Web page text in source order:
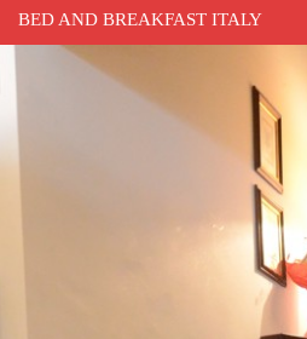
BED AND BREAKFAST ITALY